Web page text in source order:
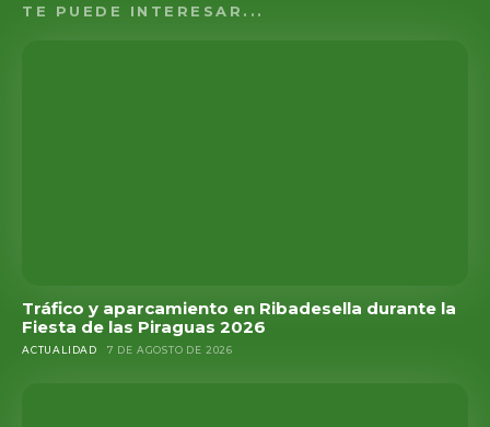
TE PUEDE INTERESAR...
Tráfico y aparcamiento en Ribadesella durante la
Fiesta de las Piraguas 2026
ACTUALIDAD 7 DE AGOSTO DE 2026